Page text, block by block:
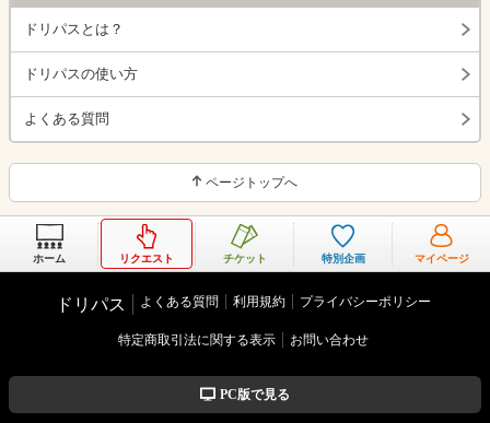
ドリパスとは？
ドリパスの使い方
よくある質問
ページトップへ
ホーム リクエスト チケット 特別企画 マイページ
ドリパス よくある質問 利用規約 プライバシーポリシー
特定商取引法に関する表示 お問い合わせ
PC版で見る